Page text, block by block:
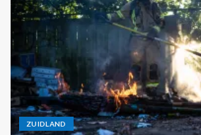
ZUIDLAND